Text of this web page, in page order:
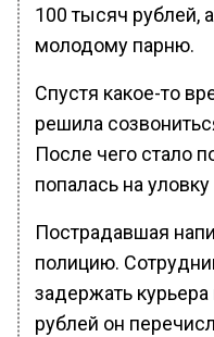
100 тысяч рублей,
молодому парню.
Спустя какое-то
решила
После чего стало
попалась на
Пострадавшая
полицию.
задержать
рублей он